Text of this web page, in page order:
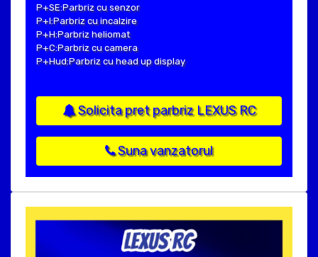
P+SE:Parbriz cu senzor
P+I:Parbriz cu incalzire
P+H:Parbriz heliomat
P+C:Parbriz cu camera
P+Hud:Parbriz cu head up display
Solicita pret parbriz LEXUS RC
Suna vanzatorul